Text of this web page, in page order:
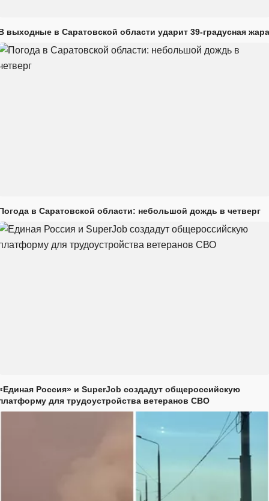
выходные в Саратовской области ударит 39-градусная жара
в Саратовской области: небольшой дождь в четверг
Россия» и SuperJob создадут общероссийскую
для трудоустройства ветеранов СВО